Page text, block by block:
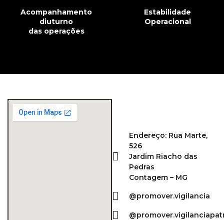
Acompanhamento
diuturno
das operações
Estabilidade
Operacional
Endereço: Rua Marte,
526
Jardim Riacho das
Pedras
Contagem – MG
@promover.vigilancia